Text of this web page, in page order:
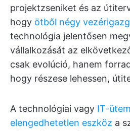
projektzseniket és az
hogy ötből négy
technológia jelentősen
vállalkozását az
csak evolúció, hanem
hogy részese lehessen,
A technológiai vagy IT-
elengedhetetlen eszköz a